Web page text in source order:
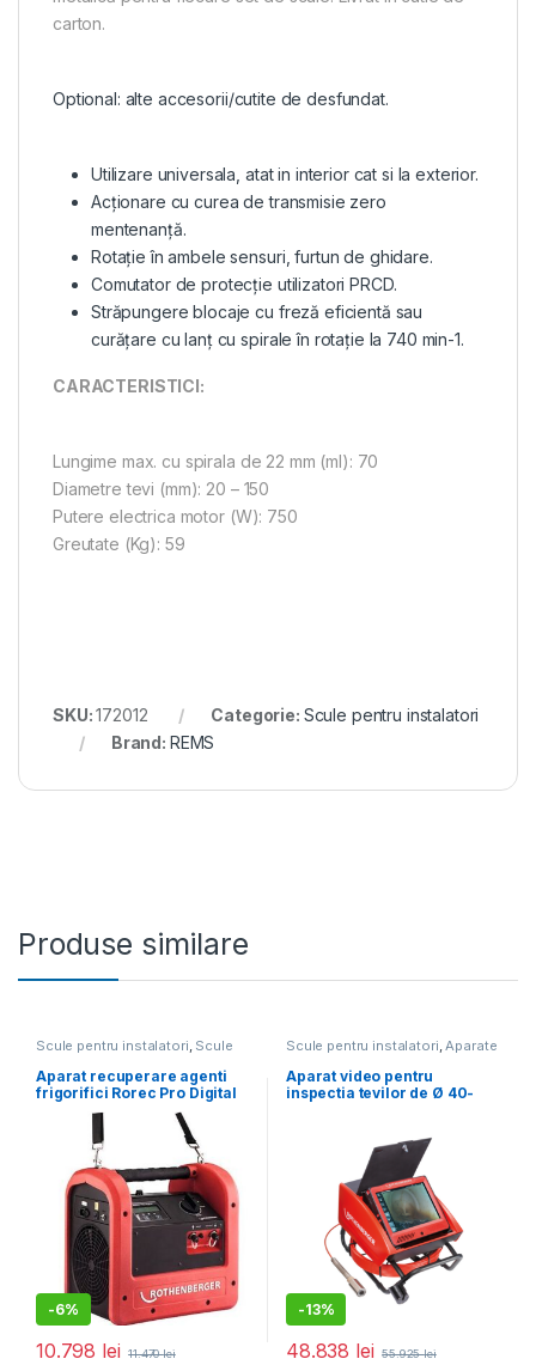
carton.
Optional: alte accesorii/cutite de desfundat.
Utilizare universala, atat in interior cat si la exterior.
Acţionare cu curea de transmisie zero
mentenanţă.
Rotaţie în ambele sensuri, furtun de ghidare.
Comutator de protecţie utilizatori PRCD.
Străpungere blocaje cu freză eficientă sau
curăţare cu lanţ cu spirale în rotaţie la 740 min-1.
CARACTERISTICI:
Lungime max. cu spirala de 22 mm (ml): 70
Diametre tevi (mm): 20 – 150
Putere electrica motor (W): 750
Greutate (Kg): 59
SKU:172012 Categorie: Scule pentru instalatori
Brand: REMS
Produse similare
Scule pentru instalatori, Scule
Aparat recuperare agenti
frigorifici Rorec Pro Digital
-6%
10.798 lei 11.470lei
Scule pentru instalatori,Aparate
Aparat video pentru
inspectia tevilor de Ø 40-
-13%
48.838 lei 55.925lei